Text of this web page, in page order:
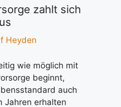
zahlt sich
Heyden